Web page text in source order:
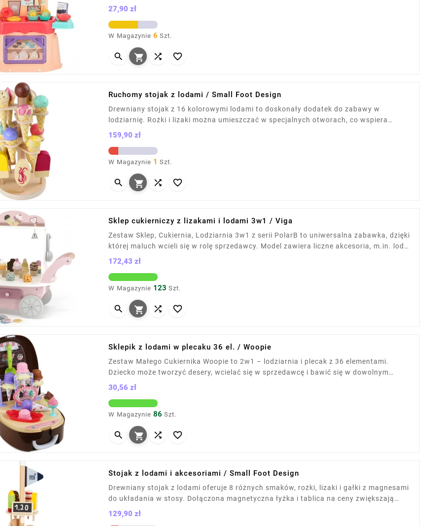
liczne akcesoria zachęcają do odgrywania ról. Zabawa rozwija wyobraźnię,
kreatywność, motorykę małą, planowanie oraz umiejętności społeczne dziecka.
27,90 zł
W Magazynie 6 Szt.
   
Ruchomy stojak z lodami / Small Foot Design
Drewniany stojak z 16 kolorowymi lodami to doskonały dodatek do zabawy w
lodziarnię. Rożki i lizaki można umieszczać w specjalnych otworach, co wspiera
rozwój koordynacji i kreatywności. Idealny na dziecięce przyjęcia i zabawę w
odgrywanie ról. Wymiary: 26 x Ø13 cm. Przeznaczony dla dzieci od 3 roku życia.
159,90 zł
W Magazynie 1 Szt.
   
Sklep cukierniczy z lizakami i lodami 3w1 / Viga
Zestaw Sklep, Cukiernia, Lodziarnia 3w1 z serii PolarB to uniwersalna zabawka, dzięki
której maluch wcieli się w rolę sprzedawcy. Model zawiera liczne akcesoria, m.in. lody,
lizaki, wafelki i polewy, oraz wózeczek z otwieraną półeczką. Nietoksyczne farby i
łagodna kolorystyka pobudzają kreatywność.
172,43 zł
W Magazynie 123 Szt.
   
Sklepik z lodami w plecaku 36 el. / Woopie
Zestaw Małego Cukiernika Woopie to 2w1 – lodziarnia i plecak z 36 elementami.
Dziecko może tworzyć desery, wcielać się w sprzedawcę i bawić się w dowolnym
miejscu. W zestawie m.in. wafelki, gałki, pucharki i rożki. Zabawka rozwija
wyobraźnię, kreatywność i umiejętność odgrywania ról. Dla dzieci od 3 lat.
30,56 zł
W Magazynie 86 Szt.
   
Stojak z lodami i akcesoriami / Small Foot Design
Drewniany stojak z lodami oferuje 8 różnych smaków, rożki, lizaki i gałki z magnesami
do układania w stosy. Dołączona magnetyczna łyżka i tablica na ceny zwiększają
realizm zabawy. Wszystkie elementy mieszczą się na trzech poziomach. Wymiary: 38 x
Ø19 cm. Przeznaczony dla dzieci od 3 roku życia.
129,90 zł